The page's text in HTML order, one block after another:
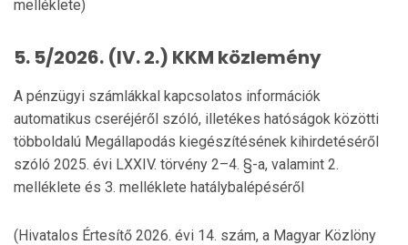
melléklete)
5. 5/2026. (IV. 2.) KKM közlemény
A pénzügyi számlákkal kapcsolatos információk
automatikus cseréjéről szóló, illetékes hatóságok közötti
többoldalú Megállapodás kiegészítésének kihirdetéséről
szóló 2025. évi LXXIV. törvény 2–4. §-a, valamint 2.
melléklete és 3. melléklete hatálybalépéséről
(Hivatalos Értesítő 2026. évi 14. szám, a Magyar Közlöny